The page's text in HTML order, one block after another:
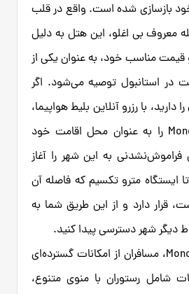
بازسازی شده است. واقع در قلب
معروف بی اغلو، این هتل به دلیل
مناسب خود، به عنوان یکی از
در استانبول توصیه می‌شود. اگر
با رزرو آنلاین بلیط هواپیما،
بهتر است هتل Monopol را به عنوان محل اقامت خود
به این شهر را آغاز
کنید. هتل Monopol تا ایستگاه مترو تکسیم که فاصله آن
است، قرار دارد و از این طریق شما به
دیگر شهر دسترسی پیدا کنید.
در هتل Monopol Istanbul، مسافران از امکانات گسترده‌ای
شامل رستوران با منوی متنوع،